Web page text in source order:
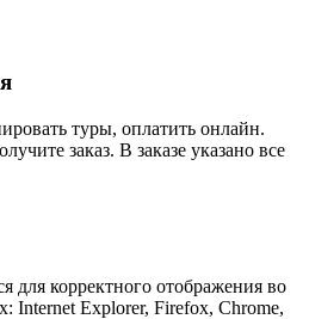
туры, оплатить онлайн.
заказ. В заказе указано все
для корректного отображения во
Internet Explorer, Firefox, Chrome,